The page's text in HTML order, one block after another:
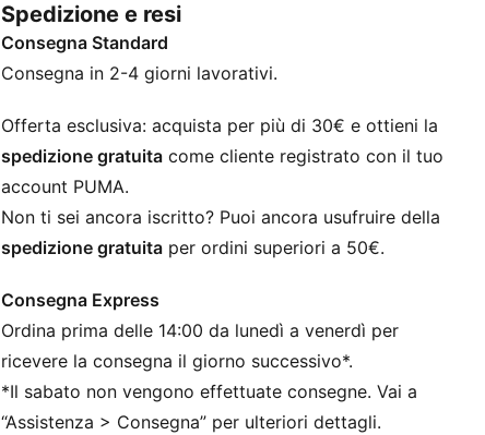
permette di liberarti dei difensori con facilità.
CARATTERISTICHE + VANTAGGI
La tomaia delle scarpe è realizzata con almeno il 30%
VESTIBILITÀ: Tomaia leggera con linguetta elastica
slip-on per comfort, supporto e durata
ABILITÀ: Le zone in rilievo mirate sulla tomaia
sfruttare ogni tocco in ogni momento
AGILITÀ: Suola indoor a basso profilo antitraccia
Calzata da regolare ad ampia
Tipo di punta: Rotonda
Fibbia: Lacci
Tipo di tacco: Tacco piatto
Superficie: Indoor
Spedizione e resi
Consegna Standard
Consegna in 2-4 giorni lavorativi.
Offerta esclusiva: acquista per più di 30€ e ottieni la
spedizione gratuita come cliente registrato con il tuo
account PUMA.
Non ti sei ancora iscritto? Puoi ancora usufruire della
spedizione gratuita per ordini superiori a 50€.
Consegna Express
Ordina prima delle 14:00 da lunedì a venerdì per
ricevere la consegna il giorno successivo*.
*Il sabato non vengono effettuate consegne. Vai a
“Assistenza > Consegna” per ulteriori dettagli.